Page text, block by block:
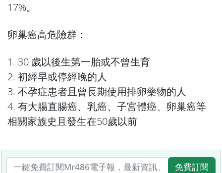
17%。
卵巢癌高危險群：
1. 30 歲以後生第一胎或不曾生育
2. 初經早或停經晚的人
3. 不孕症患者且曾長期使用排卵藥物的人
4. 有大腸直腸癌、乳癌、子宮體癌、卵巢癌等
相關家族史且發生在50歲以前
免費訂閱